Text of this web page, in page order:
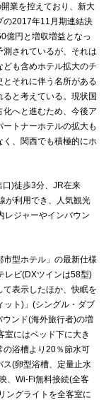
業を控えており、新大
の2017年11月期連結決
億円と増収増益となっ
されているが、それは
も含めホテル拡大のチ
それに伴う名所がある
と考えている。現状国
へと進むため、今後ア
トナーホテルの拡大も
、関西でも積極的にホ
)徒歩3分、JR在来
が利用でき、人気観光
レジャーやインバウン
型ホテル」の最新仕様
レビ(DXツインは58型)
表示したほか、快眠を
ット)」(シングル・ダブ
ンド(海外旅行者)の増
室にはベッド下に大き
の浴槽より20％節水可
(卵型浴槽、定量止水
、Wi-Fi無料接続(全客
ングライトを全客室に